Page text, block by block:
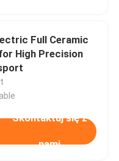
Full Ceramic
High Precision
Skontaktuj się z
nami